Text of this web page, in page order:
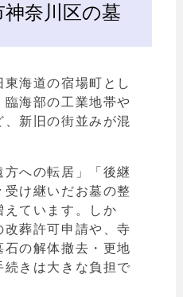
奈川区の墓
海道の宿場町とし
海部の工業地帯や
新旧の街並みが混
への転居」「後継
け継いだお墓の整
えています。しか
改葬許可申請や、寺
石の解体撤去・更地
きは大きな負担で